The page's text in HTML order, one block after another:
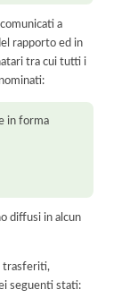
a
rapporto ed in
tra cui tutti i
in forma
diffusi in alcun
trasferiti,
seguenti stati: